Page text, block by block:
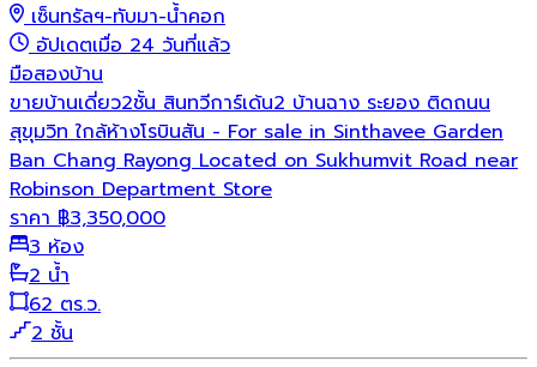
เซ็นทรัลฯ-ทับมา-น้ำคอก
อัปเดตเมื่อ 24 วันที่แล้ว
มือสองบ้าน
ขายบ้านเดี่ยว2ชั้น สินทวีการ์เด้น2 บ้านฉาง ระยอง ติดถนน
สุขุมวิท ใกล้ห้างโรบินสัน - For sale in Sinthavee Garden
Ban Chang Rayong Located on Sukhumvit Road near
Robinson Department Store
ราคา ฿3,350,000
3 ห้อง
2 น้ำ
62 ตร.ว.
2 ชั้น